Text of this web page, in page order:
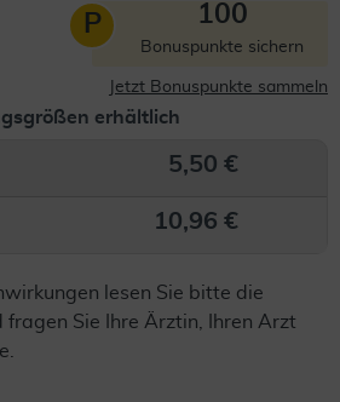
P 100
Bonuspunkte sichern
Jetzt Bonuspunkte sammeln
erhältlich
5,50 €
10,96 €
lesen Sie bitte die
fragen Sie Ihre Ärztin, Ihren Arzt